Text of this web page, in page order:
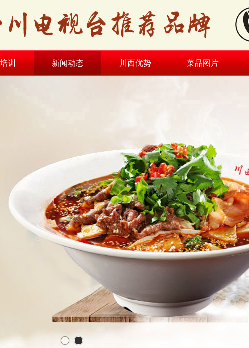
训 新闻动态 川西优势 菜品图片